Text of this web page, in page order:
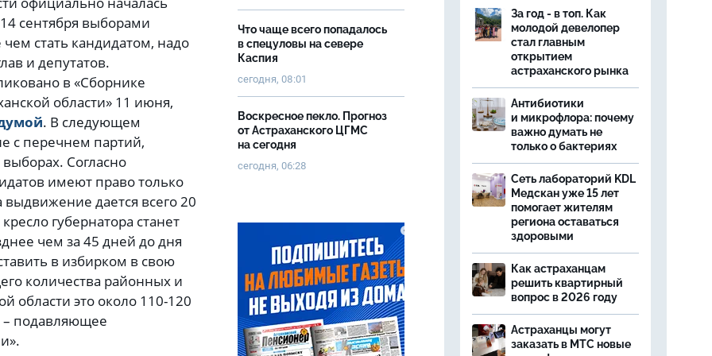
сентября выборами
стать кандидатом, надо
и депутатов.
в «Сборнике
области» 11 июня,
. В следующем
с перечнем партий,
Согласно
имеют право только
дается всего 20
губернатора станет
чем за 45 дней до дня
в избирком в свою
количества районных и
области это около 110-120
подавляющее
Что чаще всего попадалось
в спецуловы на севере
Каспия
сегодня, 08:01
Воскресное пекло. Прогноз
от Астраханского ЦГМС
на сегодня
сегодня, 06:28
За год - в топ. Как
молодой девелопер
стал главным
открытием
астраханского рынка
Антибиотики
и микрофлора: почему
важно думать не
только о бактериях
Сеть лабораторий KDL
Медскан уже 15 лет
помогает жителям
региона оставаться
здоровыми
Как астраханцам
решить квартирный
вопрос в 2026 году
Астраханцы могут
заказать в МТС новые